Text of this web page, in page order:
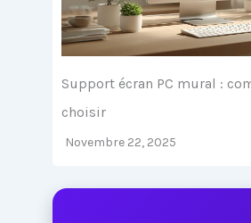
Support écran PC mural :
choisir
Novembre 22, 2025